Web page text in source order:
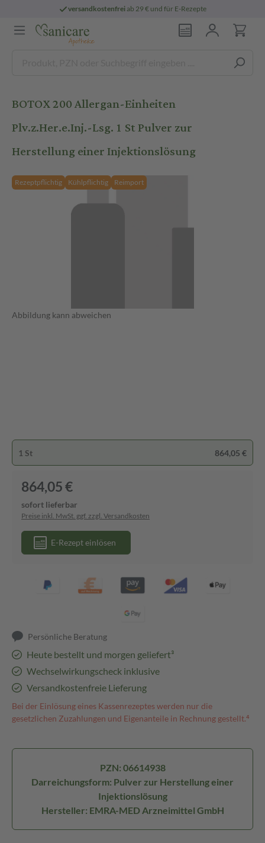
versandkostenfreiab 29 € und für E-Rezepte
BOTOX 200 Allergan-Einheiten
Plv.z.Her.e.Inj.-Lsg. 1 St Pulver zur
Herstellung einer Injektionslösung
Rezeptpflichtig Kühlpflichtig Reimport
Abbildung kann abweichen
1 St 864,05 €
864,05 €
sofort lieferbar
Preise inkl. MwSt. ggf. zzgl. Versandkosten
E-Rezept einlösen
Persönliche Beratung
Heute bestellt und morgen geliefert³
Wechselwirkungscheck inklusive
Versandkostenfreie Lieferung
Bei der Einlösung eines Kassenrezeptes werden nur die
gesetzlichen Zuzahlungen und Eigenanteile in Rechnung gestellt.⁴
PZN: 06614938
Darreichungsform: Pulver zur Herstellung einer
Injektionslösung
Hersteller: EMRA-MED Arzneimittel GmbH